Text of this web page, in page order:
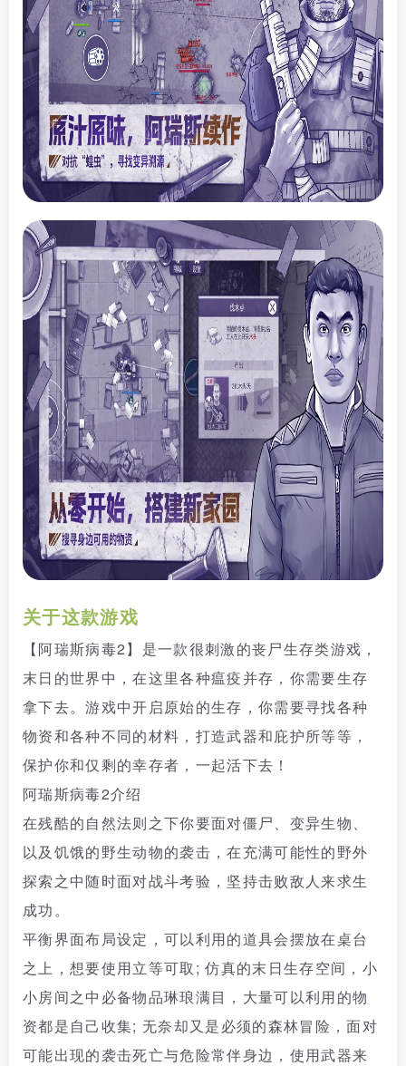
关于这款游戏
【阿瑞斯病毒2】是一款很刺激的丧尸生存类游戏，
末日的世界中，在这里各种瘟疫并存，你需要生存
拿下去。游戏中开启原始的生存，你需要寻找各种
物资和各种不同的材料，打造武器和庇护所等等，
保护你和仅剩的幸存者，一起活下去！
阿瑞斯病毒2介绍
在残酷的自然法则之下你要面对僵尸、变异生物、
以及饥饿的野生动物的袭击，在充满可能性的野外
探索之中随时面对战斗考验，坚持击败敌人来求生
成功。
平衡界面布局设定，可以利用的道具会摆放在桌台
之上，想要使用立等可取; 仿真的末日生存空间，小
小房间之中必备物品琳琅满目，大量可以利用的物
资都是自己收集; 无奈却又是必须的森林冒险，面对
可能出现的袭击死亡与危险常伴身边，使用武器来